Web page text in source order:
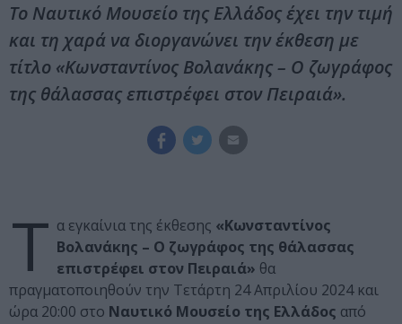
Το Ναυτικό Μουσείο της Ελλάδος έχει την τιμή
και τη χαρά να διοργανώνει την έκθεση με
τίτλο «Κωνσταντίνος Βολανάκης – Ο ζωγράφος
της θάλασσας επιστρέφει στον Πειραιά».
Τ α εγκαίνια της έκθεσης «Κωνσταντίνος
Βολανάκης – Ο ζωγράφος της θάλασσας
επιστρέφει στον Πειραιά» θα
πραγματοποιηθούν την Τετάρτη 24 Απριλίου 2024 και
ώρα 20:00 στο Ναυτικό Μουσείο της Ελλάδος από